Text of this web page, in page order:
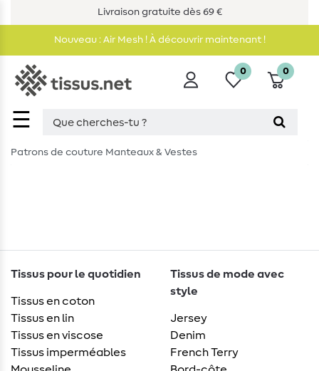
Livraison gratuite dès 69 €
Nouveau : Air Mesh ! À découvrir maintenant !
☰
0 0
Patrons de couture Manteaux & Vestes
Tissus pour le quotidien
Tissus en coton
Tissus en lin
Tissus en viscose
Tissus imperméables
Tissus de mode avec
style
Jersey
Denim
French Terry